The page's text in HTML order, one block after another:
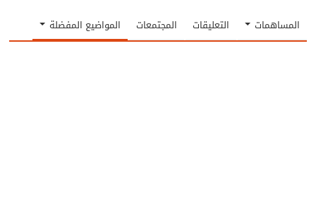
المساهمات التعليقات المجتمعات المواضيع المفضلة